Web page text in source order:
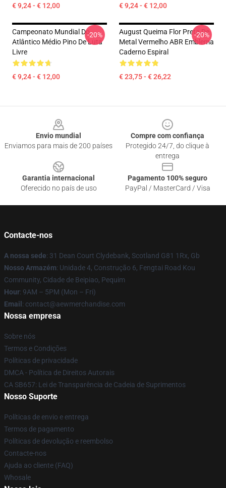
€ 9,24 - € 12,00 € 9,24 - € 12,00
Campeonato Mundial Do
Atlântico Médio Pino De Luta
Livre
€ 9,24 - € 12,00
-20%
August Queima Flor Preta De
Metal Vermelho ABR Emblema
Caderno Espiral
€ 23,75 - € 26,22
-20%
Envio mundial
Enviamos para mais de 200 países
Compre com confiança
Protegido 24/7, do clique à
entrega
Garantia internacional
Oferecido no país de uso
Pagamento 100% seguro
PayPal / MasterCard / Visa
Contacte-nos
A nossa sede: 31 Dean Court Clydebank, Scotland G81 1Rx, Gb
Nosso Armazém: Unidade 4, Construção 6, Fengtai Road Kou
Community, Cidade de Beipiao, Pequim
Hour: 9AM – 5PM (Mon – Fri)
Email : contact@aewmerchandise.com
Nossa empresa
Sobre nós
Termos e Condições
Políticas de privacidade
DMCA - Política de Direitos Autorais
CA SB657: Lei de Transparência de Cadeia de Suprimentos
Nosso Suporte
Políticas de envio e entrega
Termos de pagamento
Políticas de devolução e reembolso
Contacte-nos
Ajuda ao cliente (FAQ)
Whosale